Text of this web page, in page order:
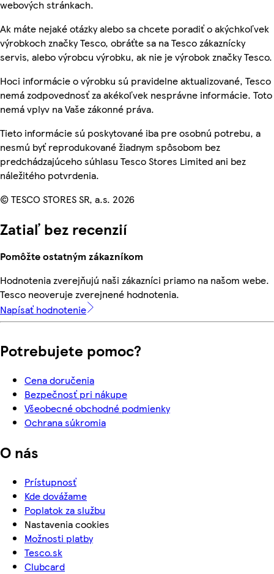
webových stránkach.
Ak máte nejaké otázky alebo sa chcete poradiť o akýchkoľvek
výrobkoch značky Tesco, obráťte sa na Tesco zákaznícky
servis, alebo výrobcu výrobku, ak nie je výrobok značky Tesco.
Hoci informácie o výrobku sú pravidelne aktualizované, Tesco
nemá zodpovednosť za akékoľvek nesprávne informácie. Toto
nemá vplyv na Vaše zákonné práva.
Tieto informácie sú poskytované iba pre osobnú potrebu, a
nesmú byť reprodukované žiadnym spôsobom bez
predchádzajúceho súhlasu Tesco Stores Limited ani bez
náležitého potvrdenia.
© TESCO STORES SR, a.s. 2026
Zatiaľ bez recenzií
Pomôžte ostatným zákazníkom
Hodnotenia zverejňujú naši zákazníci priamo na našom webe.
Tesco neoveruje zverejnené hodnotenia.
Napísať hodnotenie
Potrebujete pomoc?
Cena doručenia
Bezpečnosť pri nákupe
Všeobecné obchodné podmienky
Ochrana súkromia
O nás
Prístupnosť
Kde dovážame
Poplatok za službu
Nastavenia cookies
Možnosti platby
Tesco.sk
Clubcard